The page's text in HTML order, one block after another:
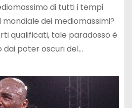
di tutti i tempi
dei mediomassimi?
qualificati, tale paradosso è
dai poter oscuri del…